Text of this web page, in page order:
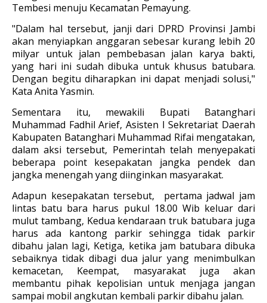
Tembesi menuju Kecamatan Pemayung.
"Dalam hal tersebut, janji dari DPRD Provinsi Jambi
akan menyiapkan anggaran sebesar kurang lebih 20
milyar untuk jalan pembebasan jalan karya bakti,
yang hari ini sudah dibuka untuk khusus batubara.
Dengan begitu diharapkan ini dapat menjadi solusi,"
Kata Anita Yasmin.
Sementara itu, mewakili Bupati Batanghari
Muhammad Fadhil Arief, Asisten I Sekretariat Daerah
Kabupaten Batanghari Muhammad Rifai mengatakan,
dalam aksi tersebut, Pemerintah telah menyepakati
beberapa point kesepakatan jangka pendek dan
jangka menengah yang diinginkan masyarakat.
Adapun kesepakatan tersebut, pertama jadwal jam
lintas batu bara harus pukul 18.00 Wib keluar dari
mulut tambang, Kedua kendaraan truk batubara juga
harus ada kantong parkir sehingga tidak parkir
dibahu jalan lagi, Ketiga, ketika jam batubara dibuka
sebaiknya tidak dibagi dua jalur yang menimbulkan
kemacetan, Keempat, masyarakat juga akan
membantu pihak kepolisian untuk menjaga jangan
sampai mobil angkutan kembali parkir dibahu jalan.